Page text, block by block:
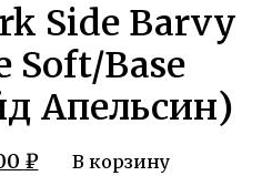
Side Barvy
Soft/Base
Апельсин)
₽Текущая
В корзину